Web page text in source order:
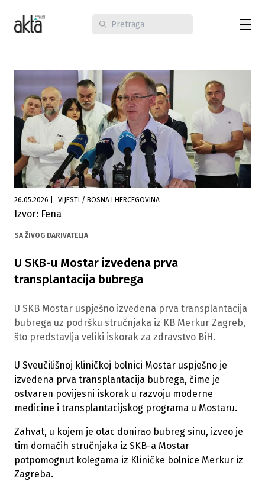
26.05.2026 VIJESTI / BOSNA I HERCEGOVINA
Izvor: Fena
SA ŽIVOG DARIVATELJA
U SKB-u Mostar izvedena prva
transplantacija bubrega
U SKB Mostar uspješno izvedena prva transplantacija
bubrega uz podršku stručnjaka iz KB Merkur Zagreb,
što predstavlja veliki iskorak za zdravstvo BiH.
U Sveučilišnoj kliničkoj bolnici Mostar uspješno je
izvedena prva transplantacija bubrega, čime je
ostvaren povijesni iskorak u razvoju moderne
medicine i transplantacijskog programa u Mostaru.
Zahvat, u kojem je otac donirao bubreg sinu, izveo je
tim domaćih stručnjaka iz SKB-a Mostar
potpomognut kolegama iz Kliničke bolnice Merkur iz
Zagreba.